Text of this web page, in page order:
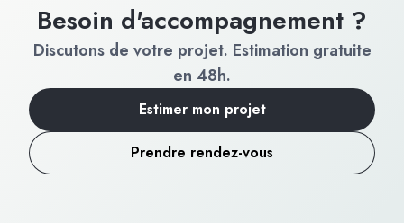
Besoin d'accompagnement ?
Discutons de votre projet. Estimation gratuite
en 48h.
Estimer mon projet
Prendre rendez-vous